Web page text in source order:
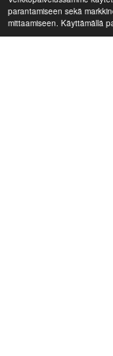
parantamiseen sekä
mittaamiseen. Käyttämällä